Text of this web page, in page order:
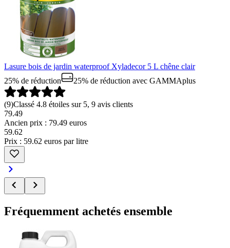
Lasure bois de jardin waterproof Xyladecor 5 L chêne clair
25% de réduction
25% de réduction avec GAMMAplus
(9)Classé 4.8 étoiles sur 5, 9 avis clients
79.49
Ancien prix : 79.49 euros
59.62
Prix : 59.62 euros par litre
Fréquemment achetés ensemble